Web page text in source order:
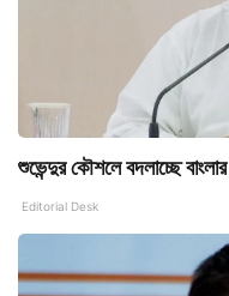
শুভেন্দুর কৌশলে বদলাচ্ছে
Editorial Desk